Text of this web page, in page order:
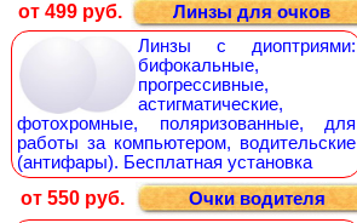
от 499 руб.
Линзы для очков
Линзы с диоптриями:
бифокальные,
прогрессивные,
астигматические,
фотохромные, поляризованные, для
работы за компьютером, водительские
(антифары). Бесплатная установка
от 550 руб.
Очки водителя